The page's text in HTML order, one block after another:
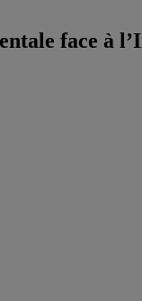
face à